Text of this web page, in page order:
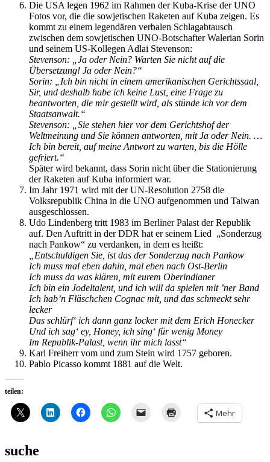
Die USA legen 1962 im Rahmen der Kuba-Krise der UNO
Fotos vor, die die sowjetischen Raketen auf Kuba zeigen. Es
kommt zu einem legendären verbalen Schlagabtausch
zwischen dem sowjetischen UNO-Botschafter Walerian Sorin
und seinem US-Kollegen Adlai Stevenson:
Stevenson: „ Ja oder Nein? Warten Sie nicht auf die
Übersetzung! Ja oder Nein?“
Sorin: „Ich bin nicht in einem amerikanischen Gerichtssaal,
Sir, und deshalb habe ich keine Lust, eine Frage zu
beantworten, die mir gestellt wird, als stünde ich vor dem
Staatsanwalt.“
Stevenson: „Sie stehen hier vor dem Gerichtshof der
Weltmeinung und Sie können antworten, mit Ja oder Nein. …
Ich bin bereit, auf meine Antwort zu warten, bis die Hölle
gefriert.“
Später wird bekannt, dass Sorin nicht über die Stationierung
der Raketen auf Kuba informiert war.
Im Jahr 1971 wird mit der UN-Resolution 2758 die
Volksrepublik China in die UNO aufgenommen und Taiwan
ausgeschlossen.
Udo Lindenberg tritt 1983 im Berliner Palast der Republik
auf. Den Auftritt in der DDR hat er seinem Lied „Sonderzug
nach Pankow“ zu verdanken, in dem es heißt:
„Entschuldigen Sie, ist das der Sonderzug nach Pankow
Ich muss mal eben dahin, mal eben nach Ost-Berlin
Ich muss da was klären, mit eurem Oberindianer
Ich bin ein Jodeltalent, und ich will da spielen mit ’ner Band
Ich hab’n Fläschchen Cognac mit, und das schmeckt sehr
lecker
Das schlürf‘ ich dann ganz locker mit dem Erich Honecker
Und ich sag‘ ey, Honey, ich sing‘ für wenig Money
Im Republik-Palast, wenn ihr mich lasst“
Karl Freiherr vom und zum Stein wird 1757 geboren.
Pablo Picasso kommt 1881 auf die Welt.
teilen:
Mehr
suche